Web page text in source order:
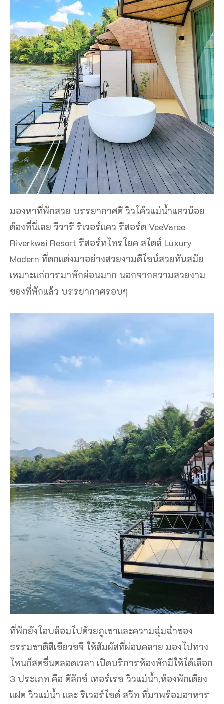
มองหาที่พักสวย บรรยากาศดี วิวโค้วแม่น้ำแควน้อย
ต้องที่นี่เลย วีวารี ริเวอร์แคว รีสอร์ต VeeVaree
Riverkwai Resort รีสอร์ทไทรโยค สไตล์ Luxury
Modern ที่ตกแต่งมาอย่างสวยงามดีไซน์สวยทันสมัย
เหมาะแก่การมาพักผ่อนมาก นอกจากความสวยงาม
ของที่พักแล้ว บรรยากาศรอบๆ
ที่พักยังโอบล้อมไปด้วยภูเขาและความฉุ่มฉ่ำของ
ธรรมชาติสีเขียวขจี ให้สัมผัสที่ผ่อนคลาย มองไปทาง
ไหนก็สดชื่นตลอดเวลา เปิดบริการห้องพักมีให้ได้เลือก
3 ประเภท คือ ดีลักซ์ เทอร์เรซ วิวแม่น้ำ,ห้องพักเตียง
แฝด วิวแม่น้ำ และ ริเวอร์ไซด์ สวีท ที่มาพร้อมอาหาร